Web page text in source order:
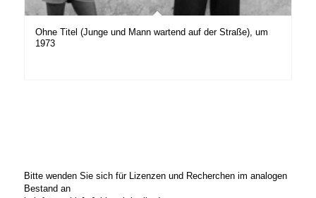
Ohne Titel (Junge und Mann wartend auf der Straße), um
1973
Bitte wenden Sie sich für Lizenzen und Recherchen im analogen
Bestand an